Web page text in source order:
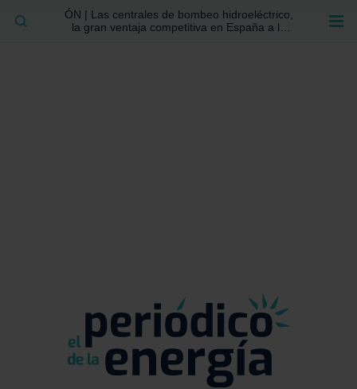
ÓN | Las centrales de bombeo hidroeléctrico,
la gran ventaja competitiva en España a la
BUSCAR